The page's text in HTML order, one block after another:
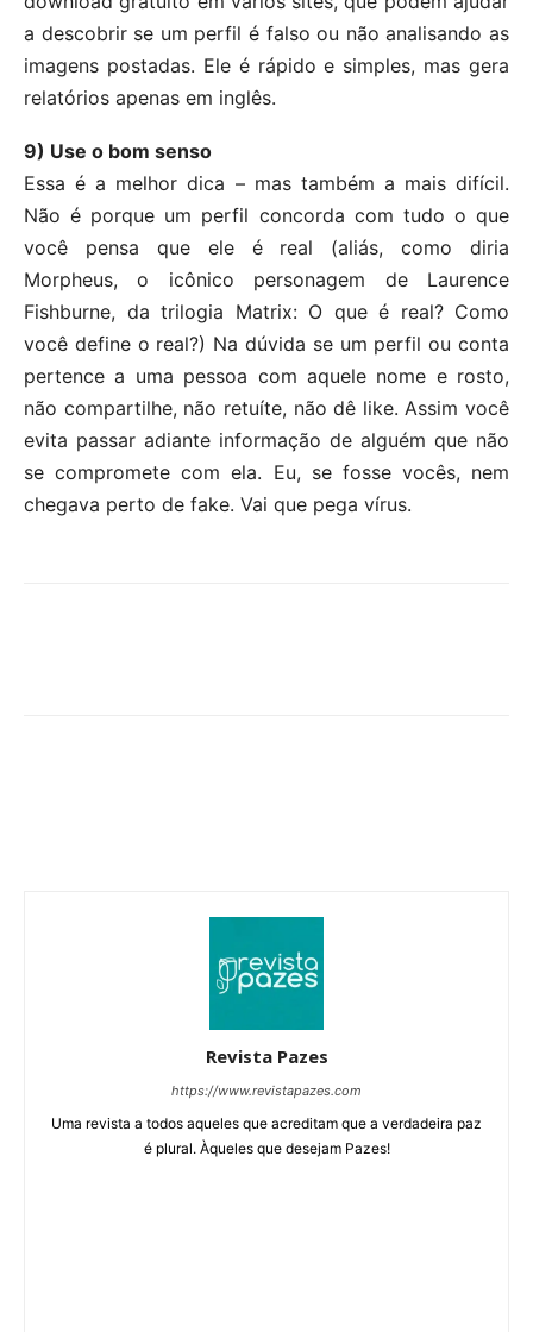
a descobrir se um perfil é falso ou não analisando as
imagens postadas. Ele é rápido e simples, mas gera
relatórios apenas em inglês.
9) Use o bom senso
Essa é a melhor dica – mas também a mais difícil.
Não é porque um perfil concorda com tudo o que
você pensa que ele é real (aliás, como diria
Morpheus, o icônico personagem de Laurence
Fishburne, da trilogia Matrix: O que é real? Como
você define o real?) Na dúvida se um perfil ou conta
pertence a uma pessoa com aquele nome e rosto,
não compartilhe, não retuíte, não dê like. Assim você
evita passar adiante informação de alguém que não
se compromete com ela. Eu, se fosse vocês, nem
chegava perto de fake. Vai que pega vírus.
Revista Pazes
https://www.revistapazes.com
Uma revista a todos aqueles que acreditam que a verdadeira paz
é plural. Àqueles que desejam Pazes!